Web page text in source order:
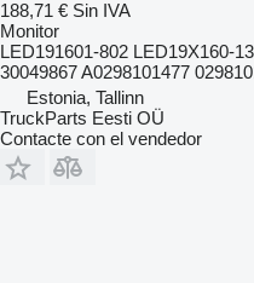
188,71 € Sin IVA
Monitor
LED191601-802 LED19X160-
30049867 A0298101477
Estonia, Tallinn
TruckParts Eesti OÜ
Contacte con el vendedor